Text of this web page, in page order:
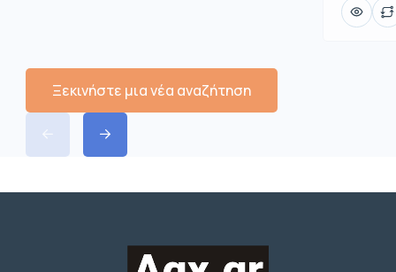
Ξεκινήστε μια νέα αναζήτηση